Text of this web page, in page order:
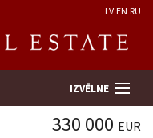
LV EN RU
IZVĒLNE
330 000 EUR